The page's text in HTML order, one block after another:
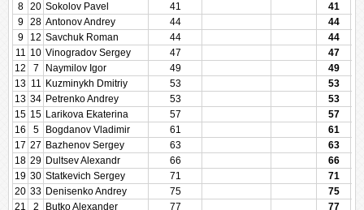
8
20 Sokolov Pavel 41
41
9
28 Antonov Andrey 44
44
9
12 Savchuk Roman 44
44
11 10 Vinogradov Sergey 47
47
12
7 Naymilov Igor 49
49
13 11 Kuzminykh Dmitriy 53
53
13 34 Petrenko Andrey 53
53
15 15 Larikova Ekaterina 57
57
16
5 Bogdanov Vladimir 61
61
17 27 Bazhenov Sergey 63
63
18 29 Dultsev Alexandr 66
66
19 30 Statkevich Sergey 71
71
20 33 Denisenko Andrey 75
75
21
2 Butko Alexander 77 77